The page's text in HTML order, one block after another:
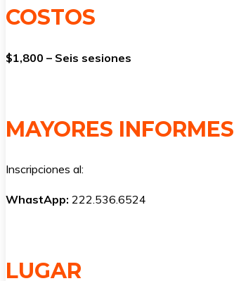
COSTOS
$1,800 – Seis sesiones
MAYORES INFORMES
Inscripciones al:
WhastApp: 222.536.6524
LUGAR